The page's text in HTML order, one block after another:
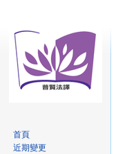
首頁
近期變更